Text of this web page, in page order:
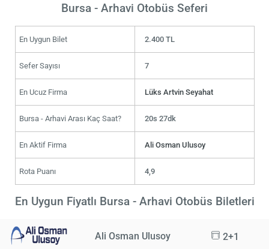
Bursa - Arhavi Otobüs Seferi
En Uygun Bilet 2.400 TL
Sefer Sayısı 7
En Ucuz Firma Lüks Artvin Seyahat
Bursa - Arhavi Arası Kaç Saat? 20s 27dk
En Aktif Firma Ali Osman Ulusoy
Rota Puanı 4,9
En Uygun Fiyatlı Bursa - Arhavi Otobüs Biletleri
Ali Osman Ulusoy 2+1